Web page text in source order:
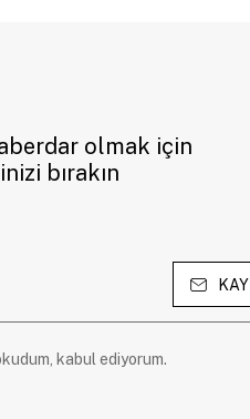
olmak için
bırakın
kabul ediyorum.